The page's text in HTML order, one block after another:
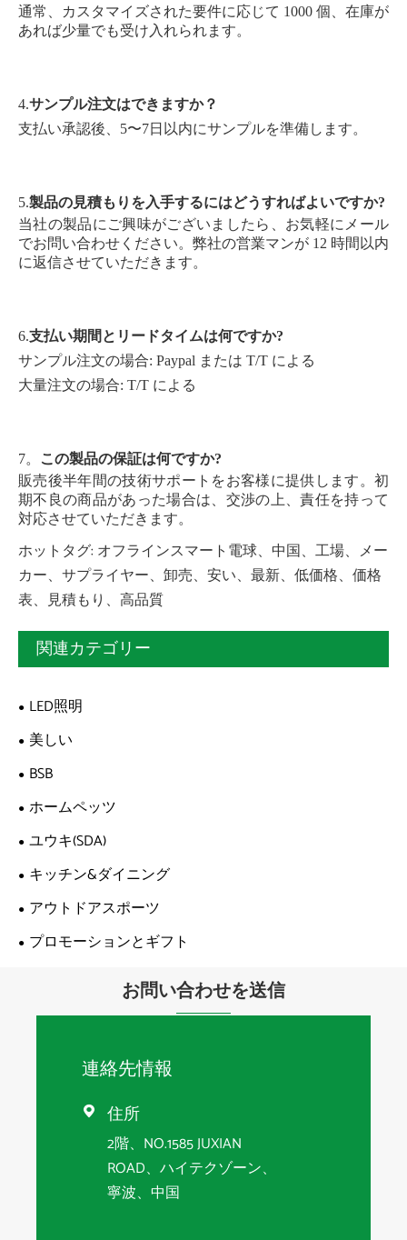
通常、カスタマイズされた要件に応じて 1000 個、在庫が
あれば少量でも受け入れられます。
4.サンプル注文はできますか？
支払い承認後、5〜7日以内にサンプルを準備します。
5.製品の見積もりを入手するにはどうすればよいですか?
当社の製品にご興味がございましたら、お気軽にメール
でお問い合わせください。弊社の営業マンが 12 時間以内
に返信させていただきます。
6.支払い期間とリードタイムは何ですか?
サンプル注文の場合: Paypal または T/T による
大量注文の場合: T/T による
7。
この製品の保証は何ですか?
販売後半年間の技術サポートをお客様に提供します。初
期不良の商品があった場合は、交渉の上、責任を持って
対応させていただきます。
ホットタグ: オフラインスマート電球、中国、工場、メー
カー、サプライヤー、卸売、安い、最新、低価格、価格
表、見積もり、高品質
関連カテゴリー
LED照明
美しい
BSB
ホームペッツ
ユウキ(SDA)
キッチン&ダイニング
アウトドアスポーツ
プロモーションとギフト
お問い合わせを送信
連絡先情報
 住所
2階、NO.1585 JUXIAN
ROAD、ハイテクゾーン、
寧波、中国